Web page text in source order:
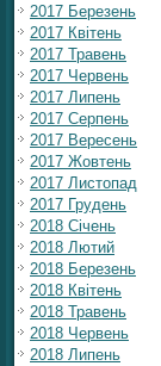
2017 Березень
2017 Квітень
2017 Травень
2017 Червень
2017 Липень
2017 Серпень
2017 Вересень
2017 Жовтень
2017 Листопад
2017 Грудень
2018 Січень
2018 Лютий
2018 Березень
2018 Квітень
2018 Травень
2018 Червень
2018 Липень